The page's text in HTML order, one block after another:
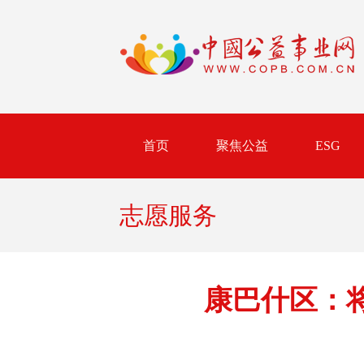
首页 聚焦公益 ESG
志愿服务
康巴什区：